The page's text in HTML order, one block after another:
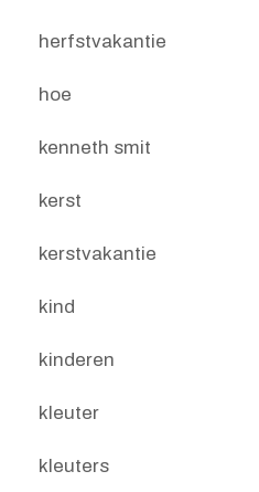
herfstvakantie
hoe
kenneth smit
kerst
kerstvakantie
kind
kinderen
kleuter
kleuters